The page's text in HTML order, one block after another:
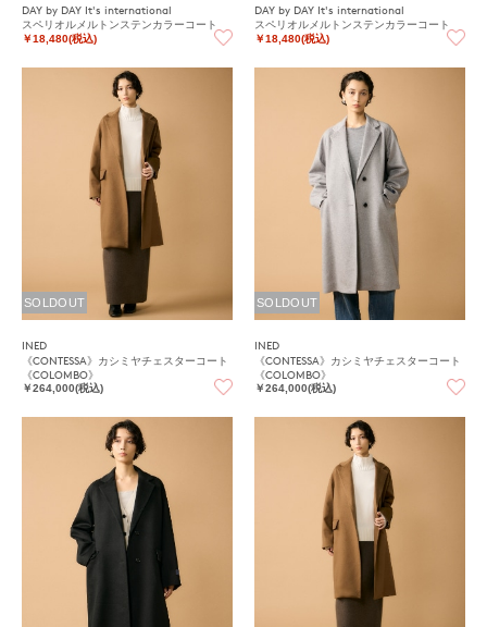
DAY by DAY It's international
スペリオルメルトンステンカラーコート
￥18,480(税込)
DAY by DAY It's international
スペリオルメルトンステンカラーコート
￥18,480(税込)
SOLDOUT
INED
《CONTESSA》カシミヤチェスターコート
《COLOMBO》
￥264,000(税込)
SOLDOUT
INED
《CONTESSA》カシミヤチェスターコート
《COLOMBO》
￥264,000(税込)